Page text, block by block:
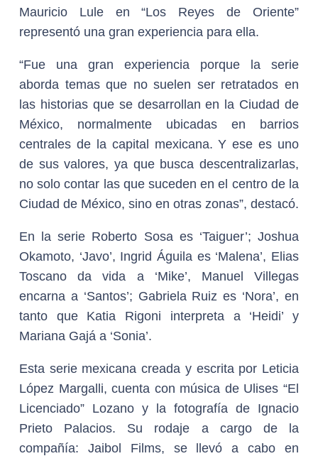
Mauricio Lule en “Los Reyes de Oriente”
representó una gran experiencia para ella.
“Fue una gran experiencia porque la serie
aborda temas que no suelen ser retratados en
las historias que se desarrollan en la Ciudad de
México, normalmente ubicadas en barrios
centrales de la capital mexicana. Y ese es uno
de sus valores, ya que busca descentralizarlas,
no solo contar las que suceden en el centro de la
Ciudad de México, sino en otras zonas”, destacó.
En la serie Roberto Sosa es ‘Taiguer’; Joshua
Okamoto, ‘Javo’, Ingrid Águila es ‘Malena’, Elias
Toscano da vida a ‘Mike’, Manuel Villegas
encarna a ‘Santos’; Gabriela Ruiz es ‘Nora’, en
tanto que Katia Rigoni interpreta a ‘Heidi’ y
Mariana Gajá a ‘Sonia’.
Esta serie mexicana creada y escrita por Leticia
López Margalli, cuenta con música de Ulises “El
Licenciado” Lozano y la fotografía de Ignacio
Prieto Palacios. Su rodaje a cargo de la
compañía: Jaibol Films, se llevó a cabo en